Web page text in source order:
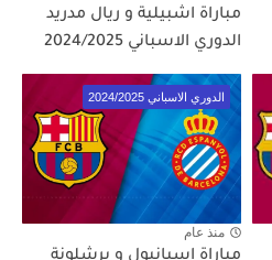
مباراة اشبيلية و ريال مدريد
الدوري الاسباني 2024/2025
الدوري الاسباني 2024/2025
منذ عام